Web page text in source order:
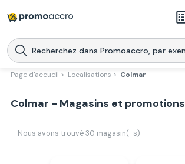
Magasins
Produits
Promoaccro
Page d'accueil > Localisations > Colmar
Colmar - Magasins et promotions
Nous avons trouvé 30 magasin(-s)